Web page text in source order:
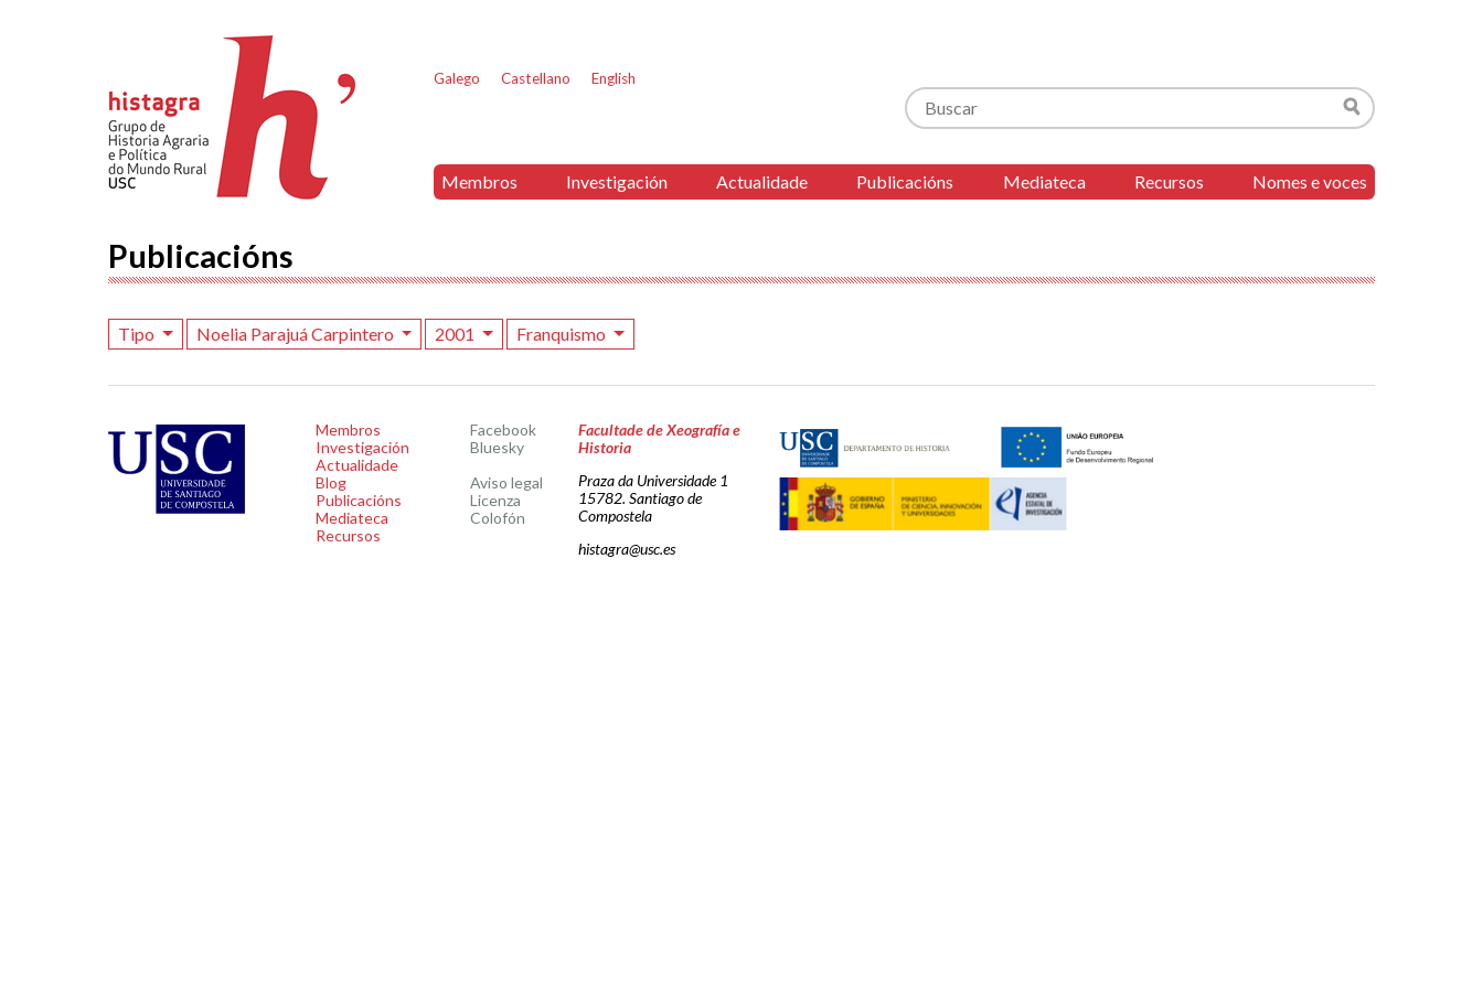
Galego Castellano English
Buscar
Buscar
Membros Investigación Actualidade Publicacións Mediateca Recursos Nomes e voces
Publicacións
Tipo Noelia Parajuá Carpintero 2001 Franquismo
Membros
Investigación
Actualidade
Blog
Publicacións
Mediateca
Recursos
Facebook
Bluesky
Aviso legal
Licenza
Colofón
Facultade de Xeografía e
Historia
Praza da Universidade 1
15782. Santiago de
Compostela
histagra@usc.es